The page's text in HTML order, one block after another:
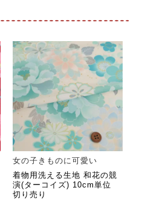
女の子きものに可愛い
着物用洗える生地 和花の競
演(ターコイズ) 10cm単位
切り売り